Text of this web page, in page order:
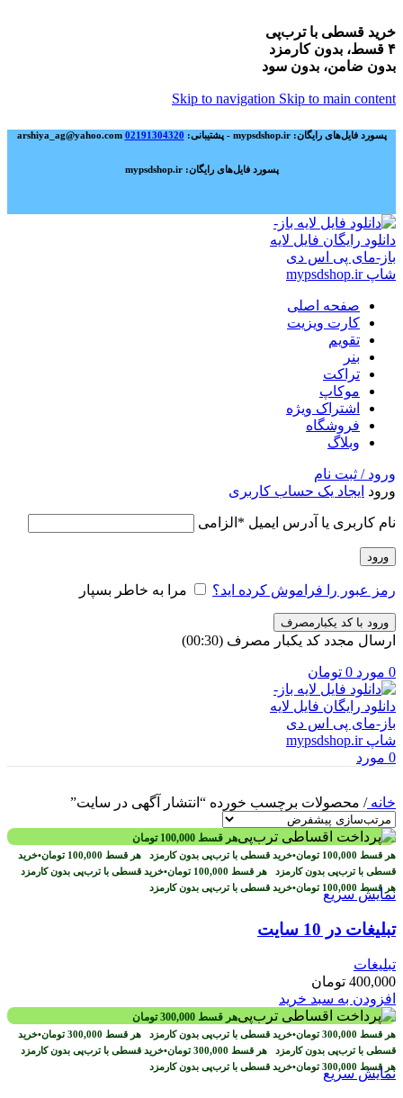
خرید قسطی با ترب‌پی
۴ قسط، بدون کارمزد
بدون ضامن، بدون سود
Skip to navigation Skip to main content
پسورد فایل‌های رایگان: mypsdshop.ir - پشتیبانی: arshiya_ag@yahoo.com 02191304320
پسورد فایل‌های رایگان: mypsdshop.ir
صفحه اصلی
کارت ویزیت
تقویم
بنر
تراکت
موکاپ
اشتراک ویژه
فروشگاه
وبلاگ
ورود / ثبت نام
ورود ایجاد یک حساب کاربری
نام کاربری یا آدرس ایمیل * الزامی
ورود
رمز عبور را فراموش کرده اید؟ مرا به خاطر بسپار
ورود با کد یکبارمصرف
ارسال مجدد کد یکبار مصرف (00:
30
)
0 مورد 0 تومان
0 مورد
خانه/ محصولات برچسب خورده “انتشار آگهی در سایت”
هر قسط 100,000 تومان
هر قسط 100,000 تومان•خرید قسطی با ترب‌پی بدون کارمزد هر قسط 100,000 تومان•خرید
قسطی با ترب‌پی بدون کارمزد هر قسط 100,000 تومان•خرید قسطی با ترب‌پی بدون کارمزد
هر قسط 100,000 تومان•خرید قسطی با ترب‌پی بدون کارمزد نمایش سریع
تبلیغات در 10 سایت
تبلیغات
400,000 تومان
افزودن به سبد خرید
هر قسط 300,000 تومان
هر قسط 300,000 تومان•خرید قسطی با ترب‌پی بدون کارمزد هر قسط 300,000 تومان•خرید
قسطی با ترب‌پی بدون کارمزد هر قسط 300,000 تومان•خرید قسطی با ترب‌پی بدون کارمزد
هر قسط 300,000 تومان•خرید قسطی با ترب‌پی بدون کارمزد نمایش سریع